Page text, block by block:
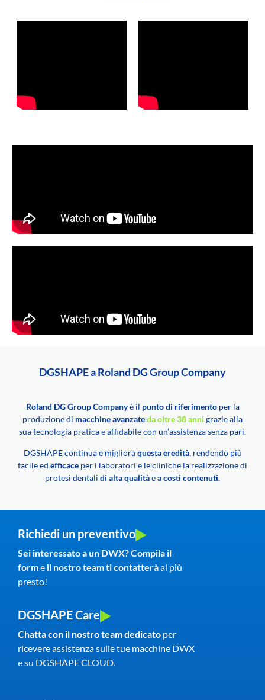
DGSHAPE a Roland DG Group Company
Roland DG Group Companyè il punto di riferimentoper la
produzione di macchine avanzateda oltre 38 anni grazie alla
sua tecnologia pratica e affidabile con un’assistenza senza pari.
DGSHAPE continua e miglioraquesta eredità, rendendo più
facile ed efficace per i laboratori e le cliniche la realizzazione di
protesi dentali di alta qualitàea costi contenuti.
Richiedi un preventivo
Sei interessato a un DWX? Compila il
forme il nostro teamti contatteràal più
presto!
DGSHAPE Care
Chatta con il nostro team dedicato per
ricevere assistenza sulle tue macchine DWX
e su DGSHAPE CLOUD.